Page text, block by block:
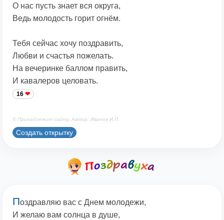
О нас пусть знает вся округа,
Ведь молодость горит огнём.
Тебя сейчас хочу поздравить,
Любви и счастья пожелать.
На вечеринке баллом править,
И кавалеров целовать.
16
© Принадлежит сайту. Автор: Иванов И.П.
Создать открытку
Поздравляю вас с Днем молодежи,
И желаю вам солнца в душе,